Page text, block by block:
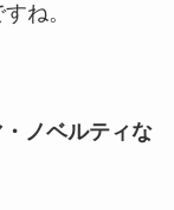
ね。
ノベルティな